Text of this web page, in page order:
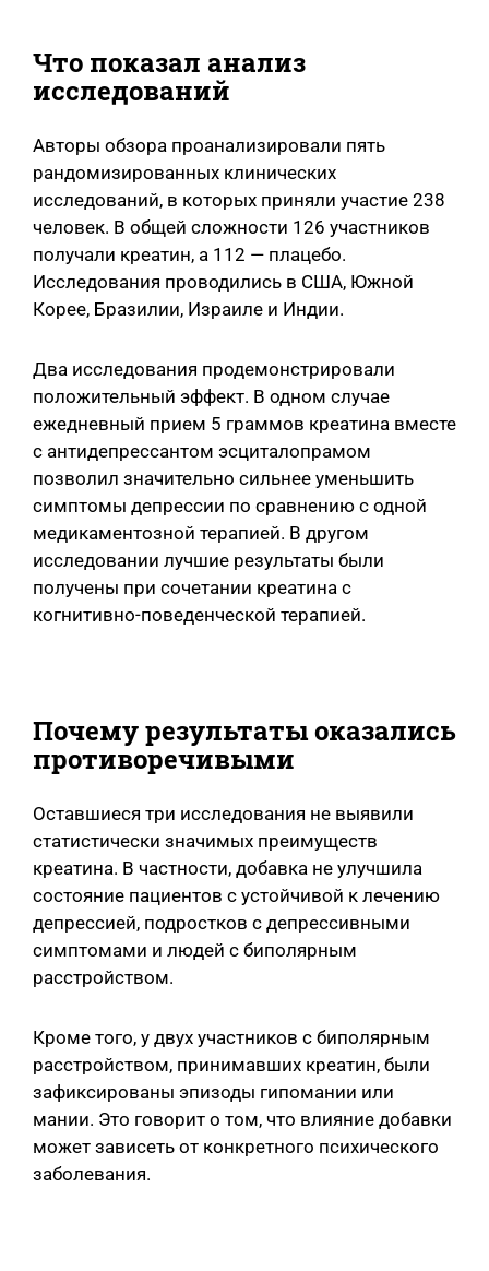
Что показал анализ
исследований
Авторы обзора проанализировали пять
рандомизированных клинических
исследований, в которых приняли участие 238
человек. В общей сложности 126 участников
получали креатин, а 112 — плацебо.
Исследования проводились в США, Южной
Корее, Бразилии, Израиле и Индии.
Два исследования продемонстрировали
положительный эффект. В одном случае
ежедневный прием 5 граммов креатина вместе
с антидепрессантом эсциталопрамом
позволил значительно сильнее уменьшить
симптомы депрессии по сравнению с одной
медикаментозной терапией. В другом
исследовании лучшие результаты были
получены при сочетании креатина с
когнитивно-поведенческой терапией.
Почему результаты оказались
противоречивыми
Оставшиеся три исследования не выявили
статистически значимых преимуществ
креатина. В частности, добавка не улучшила
состояние пациентов с устойчивой к лечению
депрессией, подростков с депрессивными
симптомами и людей с биполярным
расстройством.
Кроме того, у двух участников с биполярным
расстройством, принимавших креатин, были
зафиксированы эпизоды гипомании или
мании. Это говорит о том, что влияние добавки
может зависеть от конкретного психического
заболевания.